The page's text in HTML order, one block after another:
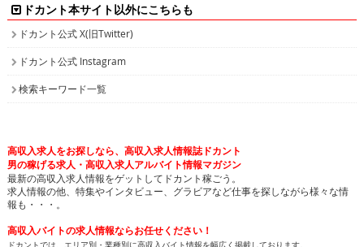
ドカント本サイト以外にこちらも
ドカント公式 X(旧Twitter)
ドカント公式 Instagram
検索キーワード一覧
高収入求人をお探しなら、高収入求人情報誌ドカント
男の稼げる求人・高収入求人アルバイト情報マガジン
最新の高収入求人情報をゲットしてドカント稼ごう。
求人情報の他、特集やインタビュー、グラビアなど仕事を探しながら様々な情
報も・・・。
高収入バイトの求人情報ならお任せください！